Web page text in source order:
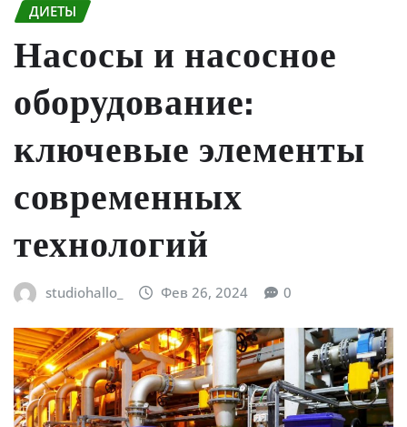
ДИЕТЫ
Насосы и насосное
оборудование:
ключевые элементы
современных
технологий
studiohallo_ Фев 26, 2024 0